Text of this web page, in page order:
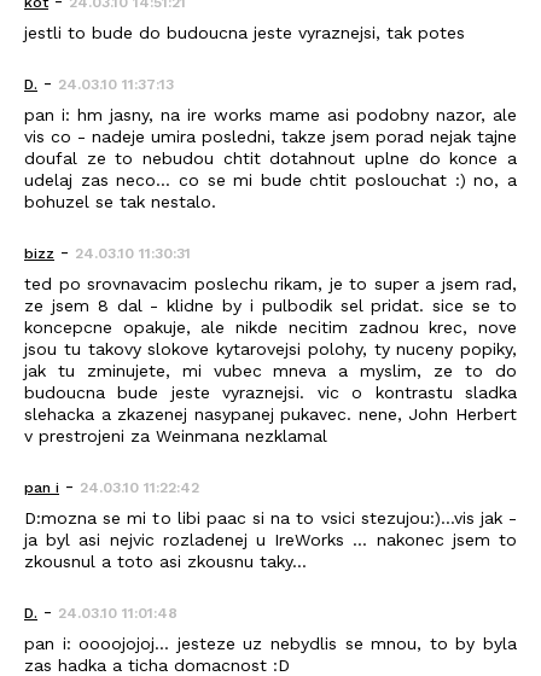
jestli to bude do budoucna jeste vyraznejsi, tak potes
D. - 24.03.10 11:37:13
pan i: hm jasny, na ire works mame asi podobny nazor, ale
vis co - nadeje umira posledni, takze jsem porad nejak tajne
doufal ze to nebudou chtit dotahnout uplne do konce a
udelaj zas neco... co se mi bude chtit poslouchat :) no, a
bohuzel se tak nestalo.
bizz - 24.03.10 11:30:31
ted po srovnavacim poslechu rikam, je to super a jsem rad,
ze jsem 8 dal - klidne by i pulbodik sel pridat. sice se to
koncepcne opakuje, ale nikde necitim zadnou krec, nove
jsou tu takovy slokove kytarovejsi polohy, ty nuceny popiky,
jak tu zminujete, mi vubec mneva a myslim, ze to do
budoucna bude jeste vyraznejsi. vic o kontrastu sladka
slehacka a zkazenej nasypanej pukavec. nene, John Herbert
v prestrojeni za Weinmana nezklamal
pan i - 24.03.10 11:22:42
D:mozna se mi to libi paac si na to vsici stezujou:)...vis jak -
ja byl asi nejvic rozladenej u IreWorks ... nakonec jsem to
zkousnul a toto asi zkousnu taky...
D. - 24.03.10 11:01:48
pan i: oooojojoj... jesteze uz nebydlis se mnou, to by byla
zas hadka a ticha domacnost :D